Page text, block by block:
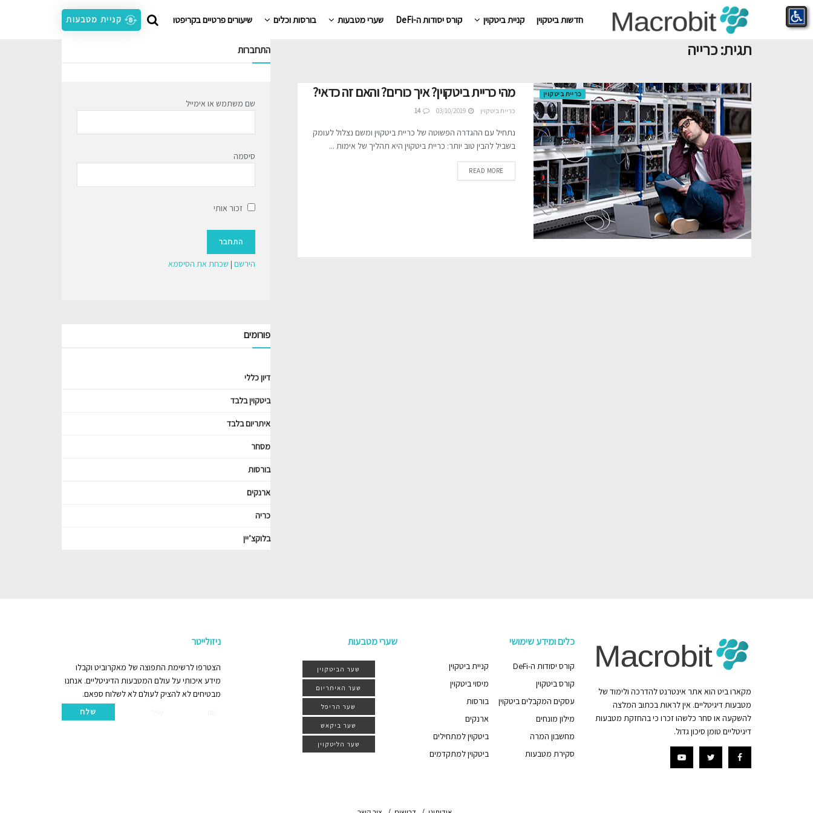
חדשות ביטקוין קניית ביטקוין קורס יסודות ה-DeFi שערי מטבעות בורסות וכלים שיעורים פרטיים בקריפטו קניית מטבעות
תגית:כרייה
כריית ביטקוין מהי כריית ביטקוין? איך כורים? והאם זה כדאי?
כריית ביטקוין 14
נתחיל עם ההגדרה הפשוטה של כריית ביטקוין ומשם נצלול לעומק
בשביל להבין טוב יותר: כריית ביטקוין היא תהליך של אימות ...
READ MORE
התחברות
שם משתמש או אימייל
סיסמה
זכור אותי
הירשם | שכחת את הסיסמא
פורומים
דיון כללי
ביטקוין בלבד
איתריום בלבד
מסחר
בורסות
ארנקים
כריה
בלוקצ’יין
מקארו ביט הוא אתר אינטרנט להדרכה ולימוד של
מטבעות דיגיטליים. אין לראות בכתוב המלצה
להשקעה או סחר כלשהו זכרו כי בהחזקת מטבעות
דיגיטליים טומן סיכון גדול.
כלים ומידע שימושי
קורס יסודות ה-DeFi
קורס ביטקוין
עסקים המקבלים ביטקוין
מילון מונחים
מחשבון המרה
סקירת מטבעות
קניית ביטקוין
מיסוי ביטקוין
בורסות
ארנקים
ביטקוין למתחילים
ביטקוין למתקדמים
שערי מטבעות
שער הביטקוין
שער האיתריום
שער הריפל
שער ביקאש
שער הליטקוין
ניזולייטר
הצטרפו לרשימת התפוצה של מאקרוביט וקבלו
מידע איכותי על עולם המטבעות הדיגיטליים. אנחנו
מבטיחים לא להציק לעולם לא לשלוח ספאם.
שלח